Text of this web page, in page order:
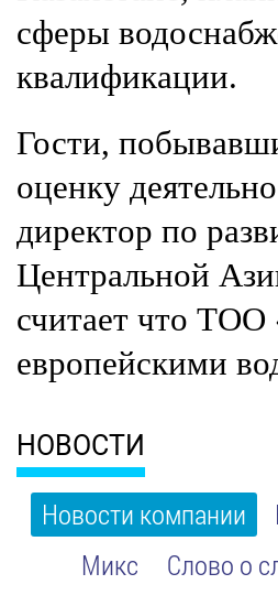
сферы
квалификации.
Гости,
оценку
директор по
Центральной
считает что
европейскими
НОВОСТИ
Новости компании
Микс
Слово о